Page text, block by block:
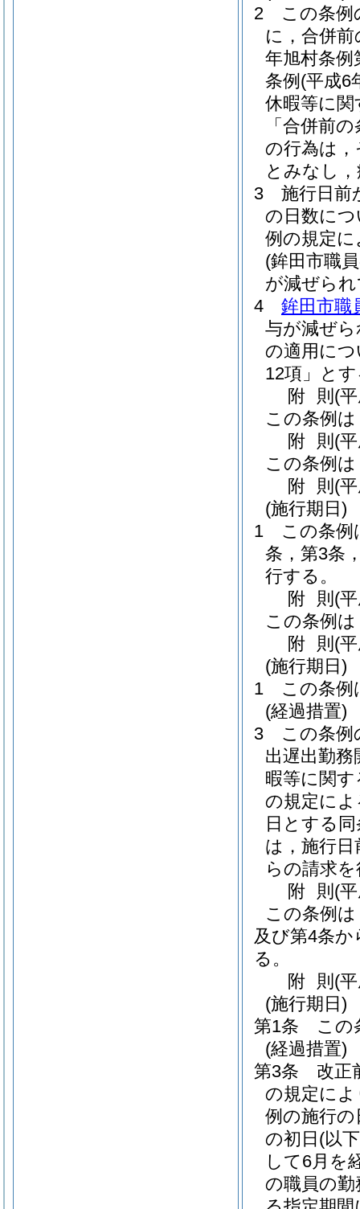
2
この条例
に，合併
年旭村条例
条例 (平成6
休暇等に関
「合併前
の行為は
とみなし
3
施行日前
の日数に
例の規定
(鉾田市職
が減ぜら
4
鉾田市職
与が減ぜ
の適用に
12項」と
附 則 (
この条例
附 則 (
この条例
附 則 (
(施行期日)
1
この条例
条，第3条
行する。
附 則 (
この条例
附 則 (
(施行期日)
1
この条例
(経過措置)
3
この条例
出遅出勤
暇等に関
の規定に
日とする
は，施行
らの請求
附 則 (
この条例
及び第4条か
る。
附 則 (
(施行期日)
第1条
この
(経過措置)
第3条
改正
の規定に
例の施行の
の初日 (以
して6月を
の職員の勤